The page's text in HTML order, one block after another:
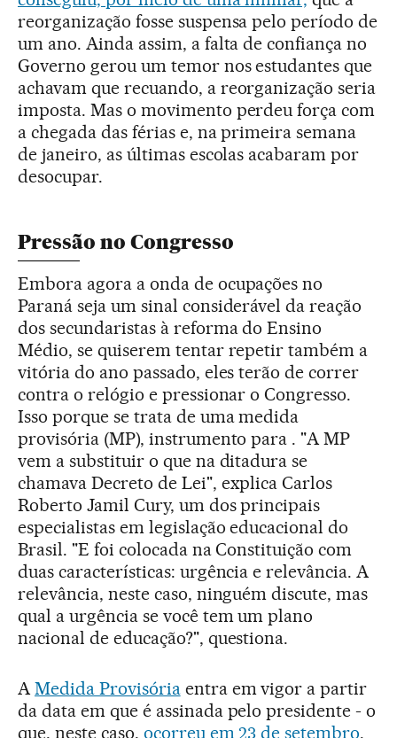
reorganização fosse suspensa pelo período de
um ano. Ainda assim, a falta de confiança no
Governo gerou um temor nos estudantes que
achavam que recuando, a reorganização seria
imposta. Mas o movimento perdeu força com
a chegada das férias e, na primeira semana
de janeiro, as últimas escolas acabaram por
desocupar.
Pressão no Congresso
Embora agora a onda de ocupações no
Paraná seja um sinal considerável da reação
dos secundaristas à reforma do Ensino
Médio, se quiserem tentar repetir também a
vitória do ano passado, eles terão de correr
contra o relógio e pressionar o Congresso.
Isso porque se trata de uma medida
provisória (MP), instrumento para . "A MP
vem a substituir o que na ditadura se
chamava Decreto de Lei", explica Carlos
Roberto Jamil Cury, um dos principais
especialistas em legislação educacional do
Brasil. "E foi colocada na Constituição com
duas características: urgência e relevância. A
relevância, neste caso, ninguém discute, mas
qual a urgência se você tem um plano
nacional de educação?", questiona.
A Medida Provisóriaentra em vigor a partir
da data em que é assinada pelo presidente - o
que, neste caso, ocorreu em 23 de setembro.